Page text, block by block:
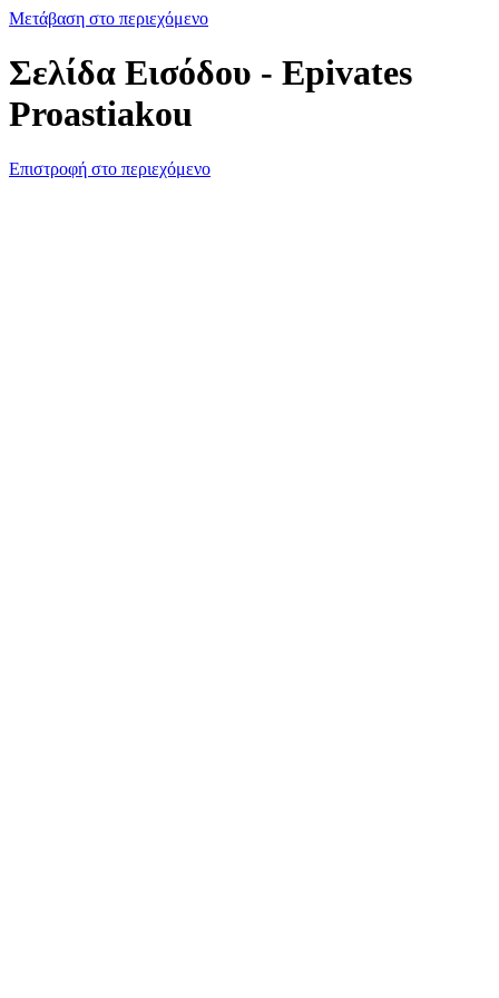
Μετάβαση στο περιεχόμενο
Σελίδα Εισόδου - Epivates
Proastiakou
Επιστροφή στο περιεχόμενο